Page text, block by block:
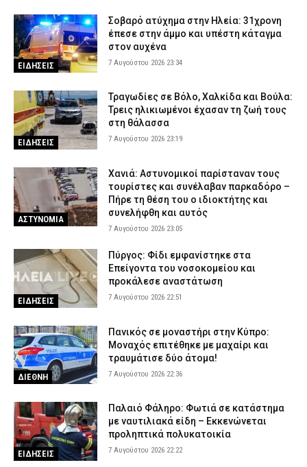
ΣΩΜΑΤΑ ΑΣΦΑΛΕΙΑΣ 7 Αυγούστου 2026 16:48
Κορινθία: Μήνυμα του 112 για φωτιά στο Στεφάνι –
«Παραμείνετε σε ετοιμότητα»
ΕΙΔΗΣΕΙΣ 7 Αυγούστου 2026 16:35
Πιερία: Συνελήφθησαν δύο άνδρες που διέρρηξαν ΙΧ και άρπαξαν
αντικείμενα αξίας άνω των 19.000 ευρώ
ΑΣΤΥΝΟΜΙΑ 7 Αυγούστου 2026 16:23
ΕΙΔΗΣΕΙΣ
Σοβαρό ατύχημα στην Ηλεία: 31χρονη
έπεσε στην άμμο και υπέστη κάταγμα
στον αυχένα
7 Αυγούστου 2026 23:34
ΕΙΔΗΣΕΙΣ
Τραγωδίες σε Βόλο, Χαλκίδα και Βούλα:
Τρεις ηλικιωμένοι έχασαν τη ζωή τους
στη θάλασσα
7 Αυγούστου 2026 23:19
ΑΣΤΥΝΟΜΙΑ
Χανιά: Αστυνομικοί παρίσταναν τους
τουρίστες και συνέλαβαν παρκαδόρο –
Πήρε τη θέση του ο ιδιοκτήτης και
συνελήφθη και αυτός
7 Αυγούστου 2026 23:05
ΕΙΔΗΣΕΙΣ
Πύργος: Φίδι εμφανίστηκε στα
Επείγοντα του νοσοκομείου και
προκάλεσε αναστάτωση
7 Αυγούστου 2026 22:51
ΔΙΕΘΝΗ
Πανικός σε μοναστήρι στην Κύπρο:
Μοναχός επιτέθηκε με μαχαίρι και
τραυμάτισε δύο άτομα!
7 Αυγούστου 2026 22:36
ΕΙΔΗΣΕΙΣ
Παλαιό Φάληρο: Φωτιά σε κατάστημα
με ναυτιλιακά είδη – Εκκενώνεται
προληπτικά πολυκατοικία
7 Αυγούστου 2026 22:22